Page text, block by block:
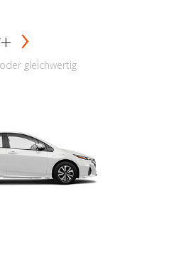
gleichwertig